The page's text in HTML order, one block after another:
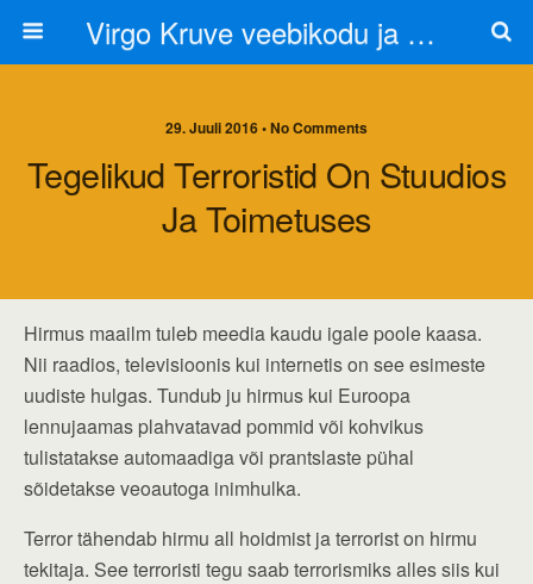
Virgo Kruve veebikodu ja blogi
29. Juuli 2016 • No Comments
Tegelikud Terroristid On Stuudios
Ja Toimetuses
Hirmus maailm tuleb meedia kaudu igale poole kaasa.
Nii raadios, televisioonis kui internetis on see esimeste
uudiste hulgas. Tundub ju hirmus kui Euroopa
lennujaamas plahvatavad pommid või kohvikus
tulistatakse automaadiga või prantslaste pühal
sõidetakse veoautoga inimhulka.
Terror tähendab hirmu all hoidmist ja terrorist on hirmu
tekitaja. See terroristi tegu saab terrorismiks alles siis kui